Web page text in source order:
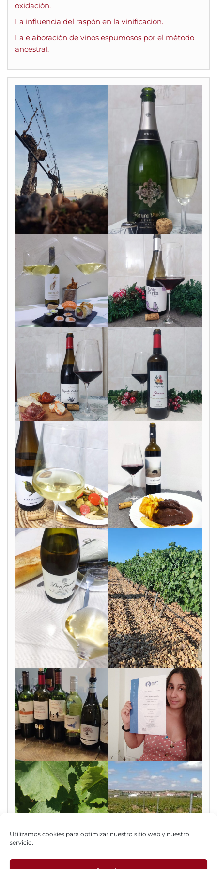
Utilizamos cookies para optimizar nuestro sitio web y nuestro
servicio.
oxidación.
La influencia del raspón en la vinificación.
La elaboración de vinos espumosos por el método
ancestral.